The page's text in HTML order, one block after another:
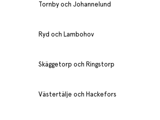
Tornby och Johannelund
Ryd och Lambohov
Skäggetorp och Ringstorp
Västertälje och Hackefors